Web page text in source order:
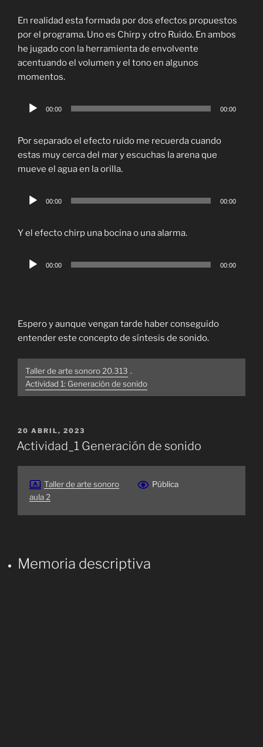
En realidad esta formada por dos efectos propuestos
por el programa. Uno es Chirp y otro Ruido. En ambos
he jugado con la herramienta de envolvente
acentuando el volumen y el tono en algunos
momentos.
Reproductor
00:00 00:00
Por separado el efecto ruido me recuerda cuando
estas muy cerca del mar y escuchas la arena que
mueve el agua en la orilla.
Reproductor
00:00 00:00
Y el efecto chirp una bocina o una alarma.
Reproductor
00:00 00:00
Espero y aunque vengan tarde haber conseguido
entender este concepto de síntesis de sonido.
Taller de arte sonoro 20.313 .
Actividad 1: Generación de sonido
PUBLICADO
EL
20 ABRIL, 2023
Actividad_1 Generación de sonido
Taller de arte sonoro
aula 2
Pública
Memoria descriptiva